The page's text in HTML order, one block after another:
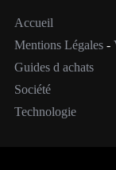
Accueil
Mentions Légales-
Guides d achats
Société
Technologie